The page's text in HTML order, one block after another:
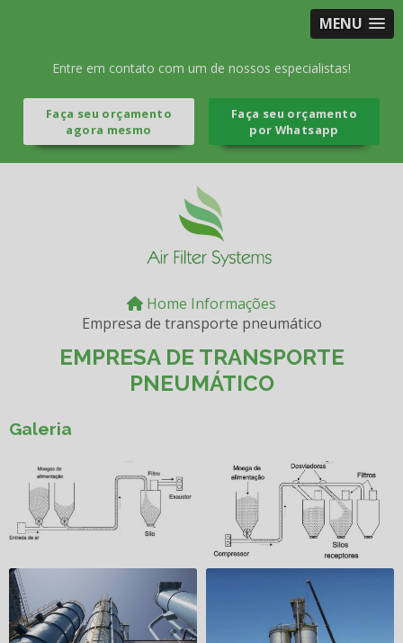
MENU
Entre em contato com um de nossos especialistas!
Faça seu orçamento
agora mesmo
Faça seu orçamento
por Whatsapp
Home Informações
Empresa de transporte pneumático
EMPRESA DE TRANSPORTE
PNEUMÁTICO
Galeria